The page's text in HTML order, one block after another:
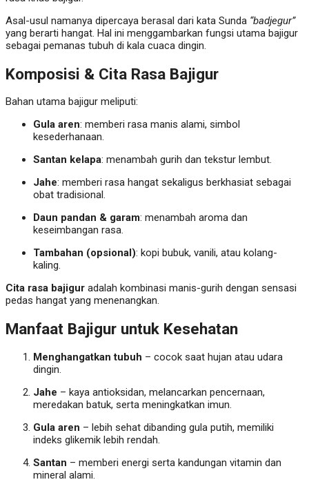
Asal-usul namanya dipercaya berasal dari kata Sunda “badjegur”
yang berarti hangat. Hal ini menggambarkan fungsi utama bajigur
sebagai pemanas tubuh di kala cuaca dingin.
Komposisi & Cita Rasa Bajigur
Bahan utama bajigur meliputi:
Gula aren: memberi rasa manis alami, simbol
kesederhanaan.
Santan kelapa: menambah gurih dan tekstur lembut.
Jahe: memberi rasa hangat sekaligus berkhasiat sebagai
obat tradisional.
Daun pandan & garam: menambah aroma dan
keseimbangan rasa.
Tambahan (opsional): kopi bubuk, vanili, atau kolang-
kaling.
Cita rasa bajigur adalah kombinasi manis-gurih dengan sensasi
pedas hangat yang menenangkan.
Manfaat Bajigur untuk Kesehatan
Menghangatkan tubuh – cocok saat hujan atau udara
dingin.
Jahe – kaya antioksidan, melancarkan pencernaan,
meredakan batuk, serta meningkatkan imun.
Gula aren – lebih sehat dibanding gula putih, memiliki
indeks glikemik lebih rendah.
Santan – memberi energi serta kandungan vitamin dan
mineral alami.